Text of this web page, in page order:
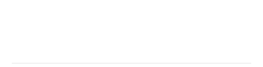
欄に対応日を記載しておりました。